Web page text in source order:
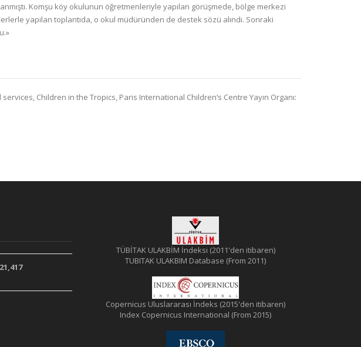
Children in the Tropics, Paris International Children’s Centre Yayın Organı:
TÜBİTAK ULAKBİM İndeksi (2011'den itibaren)
TUBITAK ULAKBIM Database (From 2011)
Copernicus Uluslararası İndeks (2015'den itibaren)
Index Copernicus International (From 2015)